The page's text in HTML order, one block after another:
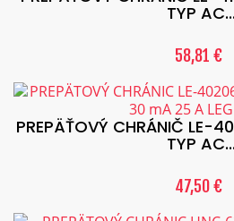
TYP AC...
58,81 €
PREPÄŤOVÝ CHRÁNIČ LE-
TYP AC...
47,50 €